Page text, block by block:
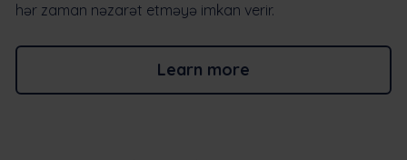
hər zaman nəzarət etməyə imkan verir.
Learn more